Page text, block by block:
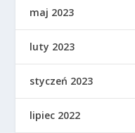
maj 2023
luty 2023
styczeń 2023
lipiec 2022